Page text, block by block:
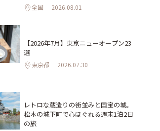
全国 2026.08.01
【2026年7月】東京ニューオープン23
選
東京都 2026.07.30
レトロな蔵造りの街並みと国宝の城。
松本の城下町で心ほぐれる週末1泊2日
の旅